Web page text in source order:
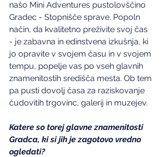
našo Mini Adventures pustolovščino
Gradec - Stopnišče sprave. Popoln
način, da kvalitetno preživite svoj čas
- je zabavna in edinstvena izkušnja, ki
jo opravite v svojem času in v svojem
tempu, popelje vas po vseh glavnih
znamenitostih središča mesta. Ob tem
pa pusti dovolj časa za raziskovanje
čudovitih trgovinc, galerij in muzejev.
Katere so torej glavne znamenitosti
Gradca, ki si jih je zagotovo vredno
ogledati?